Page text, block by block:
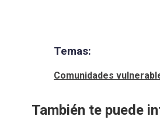
Temas:
Comunidades
También te puede